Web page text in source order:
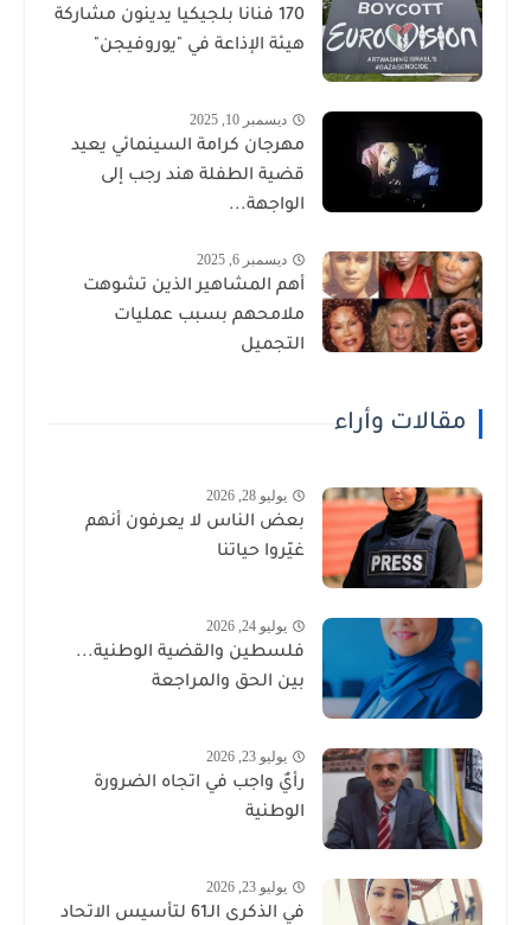
170 فنانا بلجيكيا يدينون مشاركة
هيئة الإذاعة في "يوروفيجن"
ديسمبر 10, 2025
مهرجان كرامة السينمائي يعيد
قضية الطفلة هند رجب إلى
الواجهة...
ديسمبر 6, 2025
أهم المشاهير الذين تشوهت
ملامحهم بسبب عمليات
التجميل
مقالات وأراء
يوليو 28, 2026
بعض الناس لا يعرفون أنهم
غيّروا حياتنا
يوليو 24, 2026
فلسطين والقضية الوطنية...
بين الحق والمراجعة
يوليو 23, 2026
رأيٌ واجب في اتجاه الضرورة
الوطنية
يوليو 23, 2026
في الذكرى الـ61 لتأسيس الاتحاد